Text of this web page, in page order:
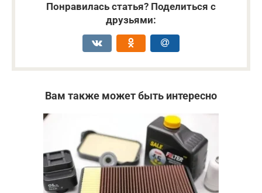
Понравилась статья? Поделиться с
друзьями:
Вам также может быть интересно